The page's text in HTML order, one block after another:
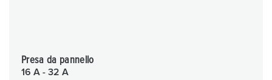
Presa da pannello
16 A - 32 A